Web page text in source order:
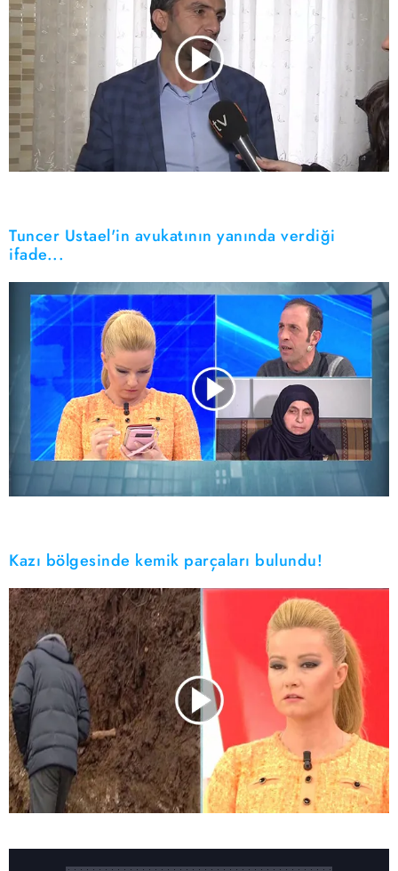
Tuncer Ustael'in avukatının yanında verdiği
ifade...
Kazı bölgesinde kemik parçaları bulundu!